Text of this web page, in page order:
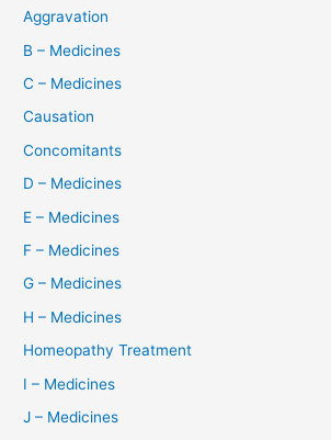
Aggravation
B – Medicines
C – Medicines
Causation
Concomitants
D – Medicines
E – Medicines
F – Medicines
G – Medicines
H – Medicines
Homeopathy Treatment
I – Medicines
J – Medicines